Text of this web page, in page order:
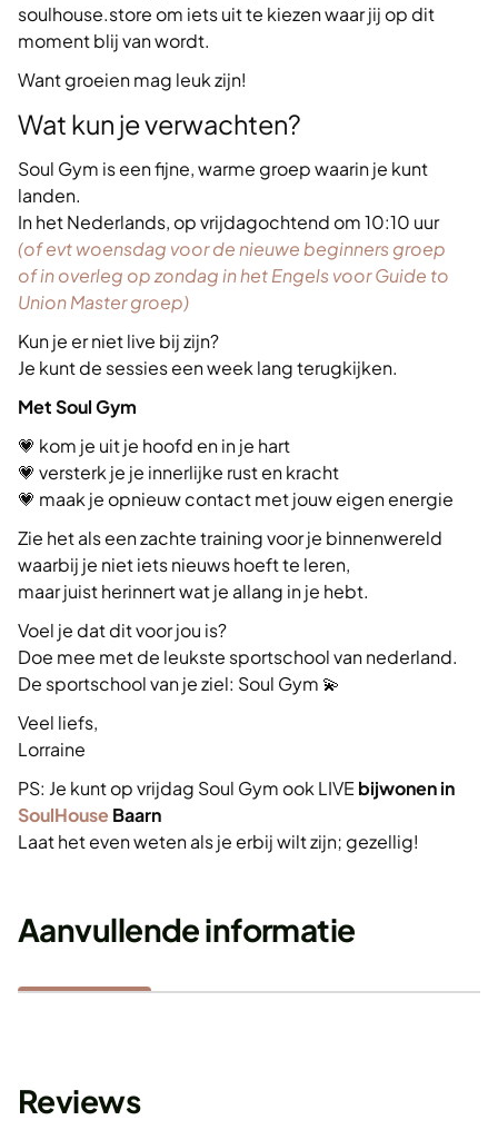
soulhouse.store om iets uit te kiezen waar jij op dit
moment blij van wordt.
Want groeien mag leuk zijn!
Wat kun je verwachten?
Soul Gym is een fijne, warme groep waarin je kunt
landen.
In het Nederlands, op vrijdagochtend om 10:10 uur
(of evt woensdag voor de nieuwe beginners groep
of in overleg op zondag in het Engels voor Guide to
Union Master groep)
Kun je er niet live bij zijn?
Je kunt de sessies een week lang terugkijken.
Met Soul Gym
💗 kom je uit je hoofd en in je hart
💗 versterk je je innerlijke rust en kracht
💗 maak je opnieuw contact met jouw eigen energie
Zie het als een zachte training voor je binnenwereld
waarbij je niet iets nieuws hoeft te leren,
maar juist herinnert wat je allang in je hebt.
Voel je dat dit voor jou is?
Doe mee met de leukste sportschool van nederland.
De sportschool van je ziel: Soul Gym 💫
Veel liefs,
Lorraine
PS: Je kunt op vrijdag Soul Gym ook LIVE bijwonen in
SoulHouse Baarn
Laat het even weten als je erbij wilt zijn; gezellig!
Aanvullende informatie
Reviews